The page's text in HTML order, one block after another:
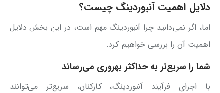
دلایل اهمیت آنبوردینگ چیست؟
اما، اگر نمی‌دانید چرا آنبوردینگ مهم است، در این بخش دلایل
اهمیت آن را بررسی خواهیم کرد.
شما را سریع‌تر به حداکثر بهر‌وری می‌رساند
با اجرای فرآیند آنبوردینگ، کارکنان، سریع‌تر می‌توانند